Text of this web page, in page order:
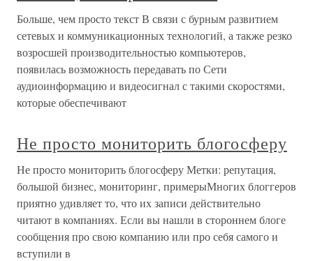
Больше, чем просто текст В связи с бурным развитием
сетевых и коммуникационных технологий, а также резко
возросшей производительностью компьютеров,
появилась возможность передавать по Сети
аудиоинформацию и видеосигнал с такими скоростями,
которые обеспечивают
Не просто мониторить блогосферу
Не просто мониторить блогосферу Метки: репутация,
большой бизнес, мониторинг, примерыМногих блоггеров
приятно удивляет то, что их записи действительно
читают в компаниях. Если вы нашли в стороннем блоге
сообщения про свою компанию или про себя самого и
вступили в